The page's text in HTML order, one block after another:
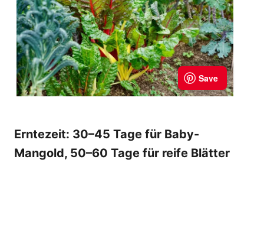
Erntezeit: 30–45 Tage für Baby-
Mangold, 50–60 Tage für reife Blätter